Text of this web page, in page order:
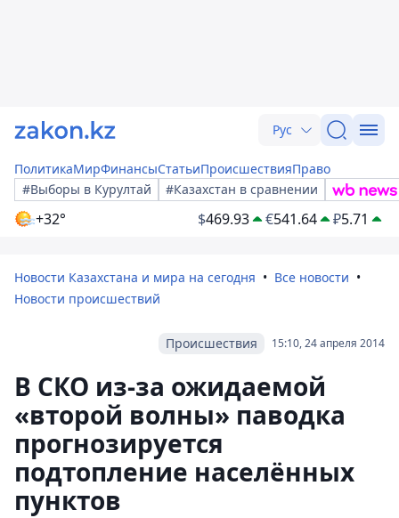
Рус
ПолитикаМирФинансыСтатьиПроисшествияПраво
#Выборы в Курултай
#Казахстан в сравнении
+32° $469.93 €541.64 ₽5.71
Новости Казахстана и мира на сегодня
Все новости
Новости происшествий
15:10, 24 апреля 2014
Происшествия
В СКО из-за ожидаемой
«второй волны» паводка
прогнозируется
подтопление населённых
пунктов